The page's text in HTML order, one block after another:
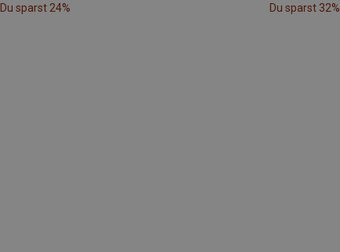
Du sparst 24% Du sparst 32%